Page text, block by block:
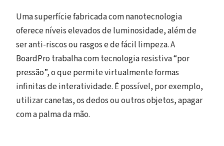
Uma superfície fabricada com nanotecnologia
oferece níveis elevados de luminosidade, além de
ser anti-riscos ou rasgos e de fácil limpeza. A
BoardPro trabalha com tecnologia resistiva “por
pressão”, o que permite virtualmente formas
infinitas de interatividade. É possível, por exemplo,
utilizar canetas, os dedos ou outros objetos, apagar
com a palma da mão.